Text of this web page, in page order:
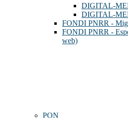
DIGITAL-
DIGITAL-
FONDI PNRR -
FONDI PNRR -
web)
PON